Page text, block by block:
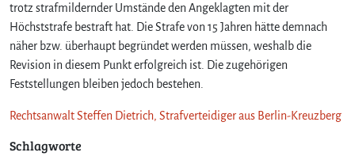
trotz strafmildernder Umstände den Angeklagten mit der
Höchststrafe bestraft hat. Die Strafe von 15 Jahren hätte demnach
näher bzw. überhaupt begründet werden müssen, weshalb die
Revision in diesem Punkt erfolgreich ist. Die zugehörigen
Feststellungen bleiben jedoch bestehen.
Rechtsanwalt Steffen Dietrich, Strafverteidiger aus Berlin-Kreuzberg
Schlagworte